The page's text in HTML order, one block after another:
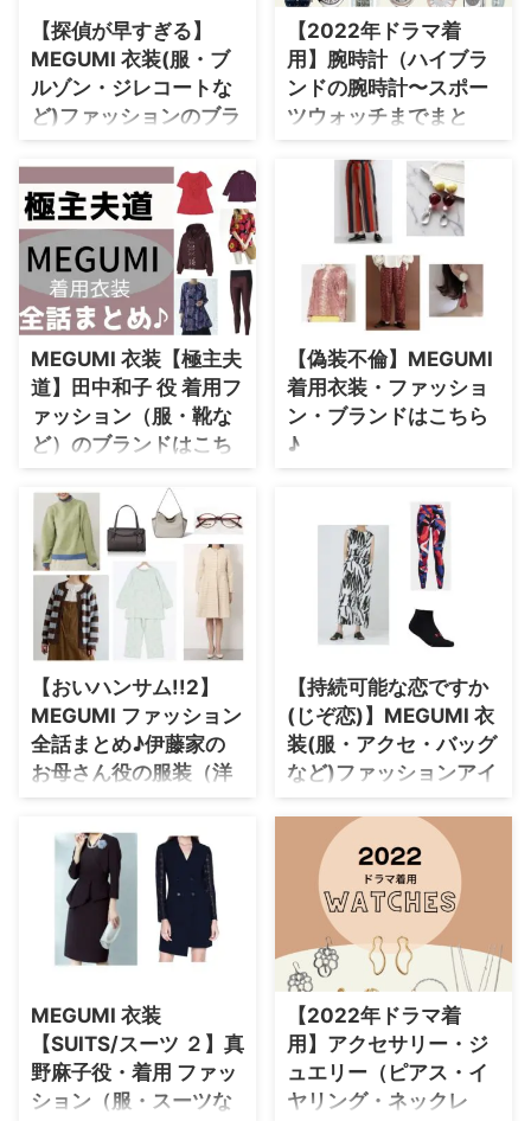
ん 靴(パンプス・ローファー) 腕
時計、、、などなど リサーチし
てまとめています♪【随時更新】
MEGUMIさんのプロフィール
（年齢・身長）過去に出演したド
【探偵が早すぎる】
MEGUMI 衣装(服・ブ
ルゾン・ジレコートな
ど)ファッションのブラ
ンド・アイテムまとめ
♪
木曜ドラマ【探偵が早すぎる～春
のトリック返し祭り～】
MEGUMI・美津山成美(みつやま
なるみ)役ドラマ衣装を第1話から
最終話までまとめていきます
♪【随時更新】♪ ぜひブックマ
ークしてチェックして下さいね♪
それでは早速チェックしていきま
しょう〜！！ MEGUMIさんの
プロフィール（年齢・身長）過去
に出演したドラマの衣装 生年月
日 1981年9月25日(歳) 身長 158
cm ドラマ衣装 それでも俺は、妻
としたい プライベートバンカー
⇒ MEGU ...
【2022年ドラマ着
用】腕時計（ハイブラ
ンドの腕時計〜スポー
ツウォッチまでまと
め）
2022年放送ドラマで俳優さんや
モデルさんが着用していた腕時計
をまとめています♪ ＼2025
年の新ドラマで着用された腕時計
はこちらからチェック♪／
https://drama-tv-
fashion.com/2025-drama-
芸能人着用 腕時計 ⇒ 【2023ド
ラマ衣装】芸能人着用 腕時計 ⇒
【2021ドラマ衣装】芸能人着用
腕時計 【silent(サイレント) ...
MEGUMI 衣装【極主夫
道】田中和子 役 着用フ
ァッション（服・靴な
ど）のブランドはこち
ら♪
【極主夫道】MEGUMIさんが田
中和子役で着用しているファッシ
ョンを最終話まで全話まとめてい
きます♪ 《読売テレビ》 2020
年秋ドラマ♪ 《原作》 ⇒ 楽天市
場で詳しく商品をみる♫ ⇒
Yahoo!ショッピングで詳しく商
品をみる♫ MEGUMIさんのプ
ロフィール（年齢・身長）過去に
出演したドラマの衣装 生年月日
1981年9月25日(歳) 身長 158 cm
M ...
【偽装不倫】MEGUMI
着用衣装・ファッショ
ン・ブランドはこちら
♪
系）7月10日スタート♪毎週水曜
日 夜10時放送♪ 杏主演、コメデ
ィーの名手・東村アキコの新作コ
ミックのドラマ化♪ ⇒【偽装不
倫】をマンガで読みたい方はこち
らから♪ 主演の濱鐘子（はま・
しょうこ）32歳、独身、彼氏な
のページでは杏さん演じる鐘子の
偽装不倫 相手・伴野 丈(宮沢 氷
魚 みやざわ・ひお）のお姉さ
ん、伴野 灯里役・MEGUMIさん
がドラマの中で着用している服
【おいハンサム!!2】
MEGUMI ファッション
全話まとめ♪伊藤家の
お母さん役の服装（洋
服・バッグ・アクセな
ど）衣装協力ブランド
は？
ドラマ【おいハンサム!!・おいハ
ンサム!!2】でMEGUMI（めぐ
み）さんが演じる伊藤千鶴（いと
う ちづる）役に衣装提供されて
ン・コーデ）の「ブランド」や
「購入先」の情報をまとめていま
す♪ MEGUMIめぐみさんがド
ラマ【おいハンサム!!・おいハン
サム!!2】伊藤千鶴いとう ちづる
【持続可能な恋ですか
(じぞ恋)】MEGUMI 衣
装(服・アクセ・バッグ
など)ファッションアイ
テム全話まとめ♪
【持続可能な恋ですか？～父と娘
の結婚行進曲～】MEGUMI・足
立瞳役ドラマ衣装・番宣衣装まと
め♪最終話まで随時更新していき
ます！ MEGUMIさんの衣装(ヨ
ガウェア・ブラウス・パンツ・ピ
アス・バッグ・靴など)のブラン
めています♪ 「持続可能な恋で
すか(じぞ恋)」は2022年4月スタ
ートドラマ♪ MEGUMIさんは女
性起業家の役で登場します♪
MEGUMI 衣装
【SUITS/スーツ ２】真
野麻子役・着用 ファッ
ション（服・スーツな
【2022年ドラマ着
用】アクセサリー・ジ
ュエリー（ピアス・イ
ヤリング・ネックレ